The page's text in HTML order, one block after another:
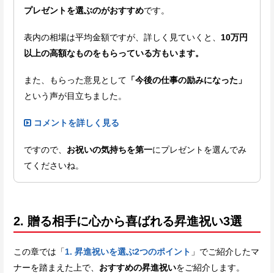
プレゼントを選ぶのがおすすめです。
表内の相場は平均金額ですが、詳しく見ていくと、 10万円
以上の高額なものをもらっている方もいます。
また、もらった意見として 「今後の仕事の励みになった」
という声が目立ちました。
コメントを詳しく見る
ですので、 お祝いの気持ちを第一にプレゼントを選んでみ
てくださいね。
2. 贈る相手に心から喜ばれる昇進祝い3選
この章では「1. 昇進祝いを選ぶ2つのポイント 」でご紹介したマ
ナーを踏まえた上で、 おすすめの昇進祝いをご紹介します。